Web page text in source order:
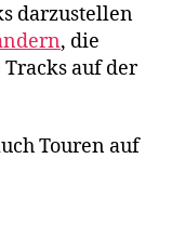
darzustellen
, die
auf der
Touren auf